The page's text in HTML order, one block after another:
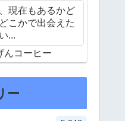
現在もあるかど
こかで出会えた
...
んコーヒー
ー